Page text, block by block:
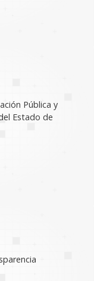
Pública y
Estado de